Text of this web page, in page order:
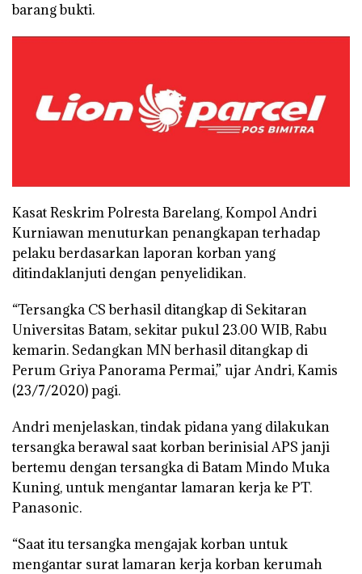
barang bukti.
Kasat Reskrim Polresta Barelang, Kompol Andri
Kurniawan menuturkan penangkapan terhadap
pelaku berdasarkan laporan korban yang
ditindaklanjuti dengan penyelidikan.
“Tersangka CS berhasil ditangkap di Sekitaran
Universitas Batam, sekitar pukul 23.00 WIB, Rabu
kemarin. Sedangkan MN berhasil ditangkap di
Perum Griya Panorama Permai,” ujar Andri, Kamis
(23/7/2020) pagi.
Andri menjelaskan, tindak pidana yang dilakukan
tersangka berawal saat korban berinisial APS janji
bertemu dengan tersangka di Batam Mindo Muka
Kuning, untuk mengantar lamaran kerja ke PT.
Panasonic.
“Saat itu tersangka mengajak korban untuk
mengantar surat lamaran kerja korban kerumah